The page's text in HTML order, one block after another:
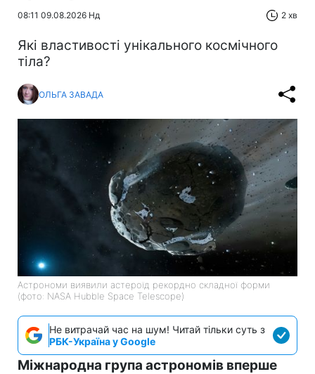
08:11 09.08.2026 Нд 2 хв
Які властивості унікального космічного
тіла?
ОЛЬГА ЗАВАДА
Астрономи виявили астероїд рекордно складної форми
(фото: NASA Hubble Space Telescope)
Не витрачай час на шум! Читай тільки суть з
РБК-Україна у Google
Міжнародна група астрономів вперше